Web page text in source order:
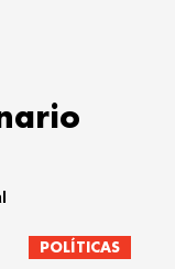
POLÍTICAS